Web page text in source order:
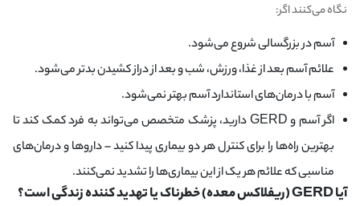
نگاه می‌کنند اگر:
آسم در بزرگسالی شروع می‌شود.
علائم آسم بعد از غذا، ورزش، شب و بعد از دراز کشیدن بدتر می‌شود.
آسم با درمان‌های استاندارد آسم بهتر نمی‌شود.
اگر آسم و GERD دارید، پزشک متخصص می‌تواند به فرد کمک کند تا
بهترین راه‌ها را برای کنترل هر دو بیماری پیدا کنید – داروها و درمان‌های
مناسبی که علائم هر یک از این بیماری‌ها را تشدید نمی‌کنند.
آیا GERD (ریفلاکس معده) خطرناک یا تهدید کننده زندگی است؟